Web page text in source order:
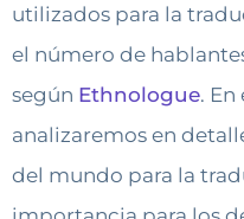
utilizados para la
el número de
según Ethnologue.
analizaremos en
del mundo para la